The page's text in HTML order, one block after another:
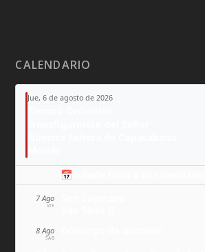
CALENDARIO
Jue, 6 de agosto de 2026
📅 Añade todo a tu calendario
7 Ago
VIE
8 Ago
SÁB